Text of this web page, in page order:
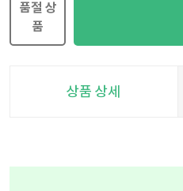
품절 상
품
상품 상세